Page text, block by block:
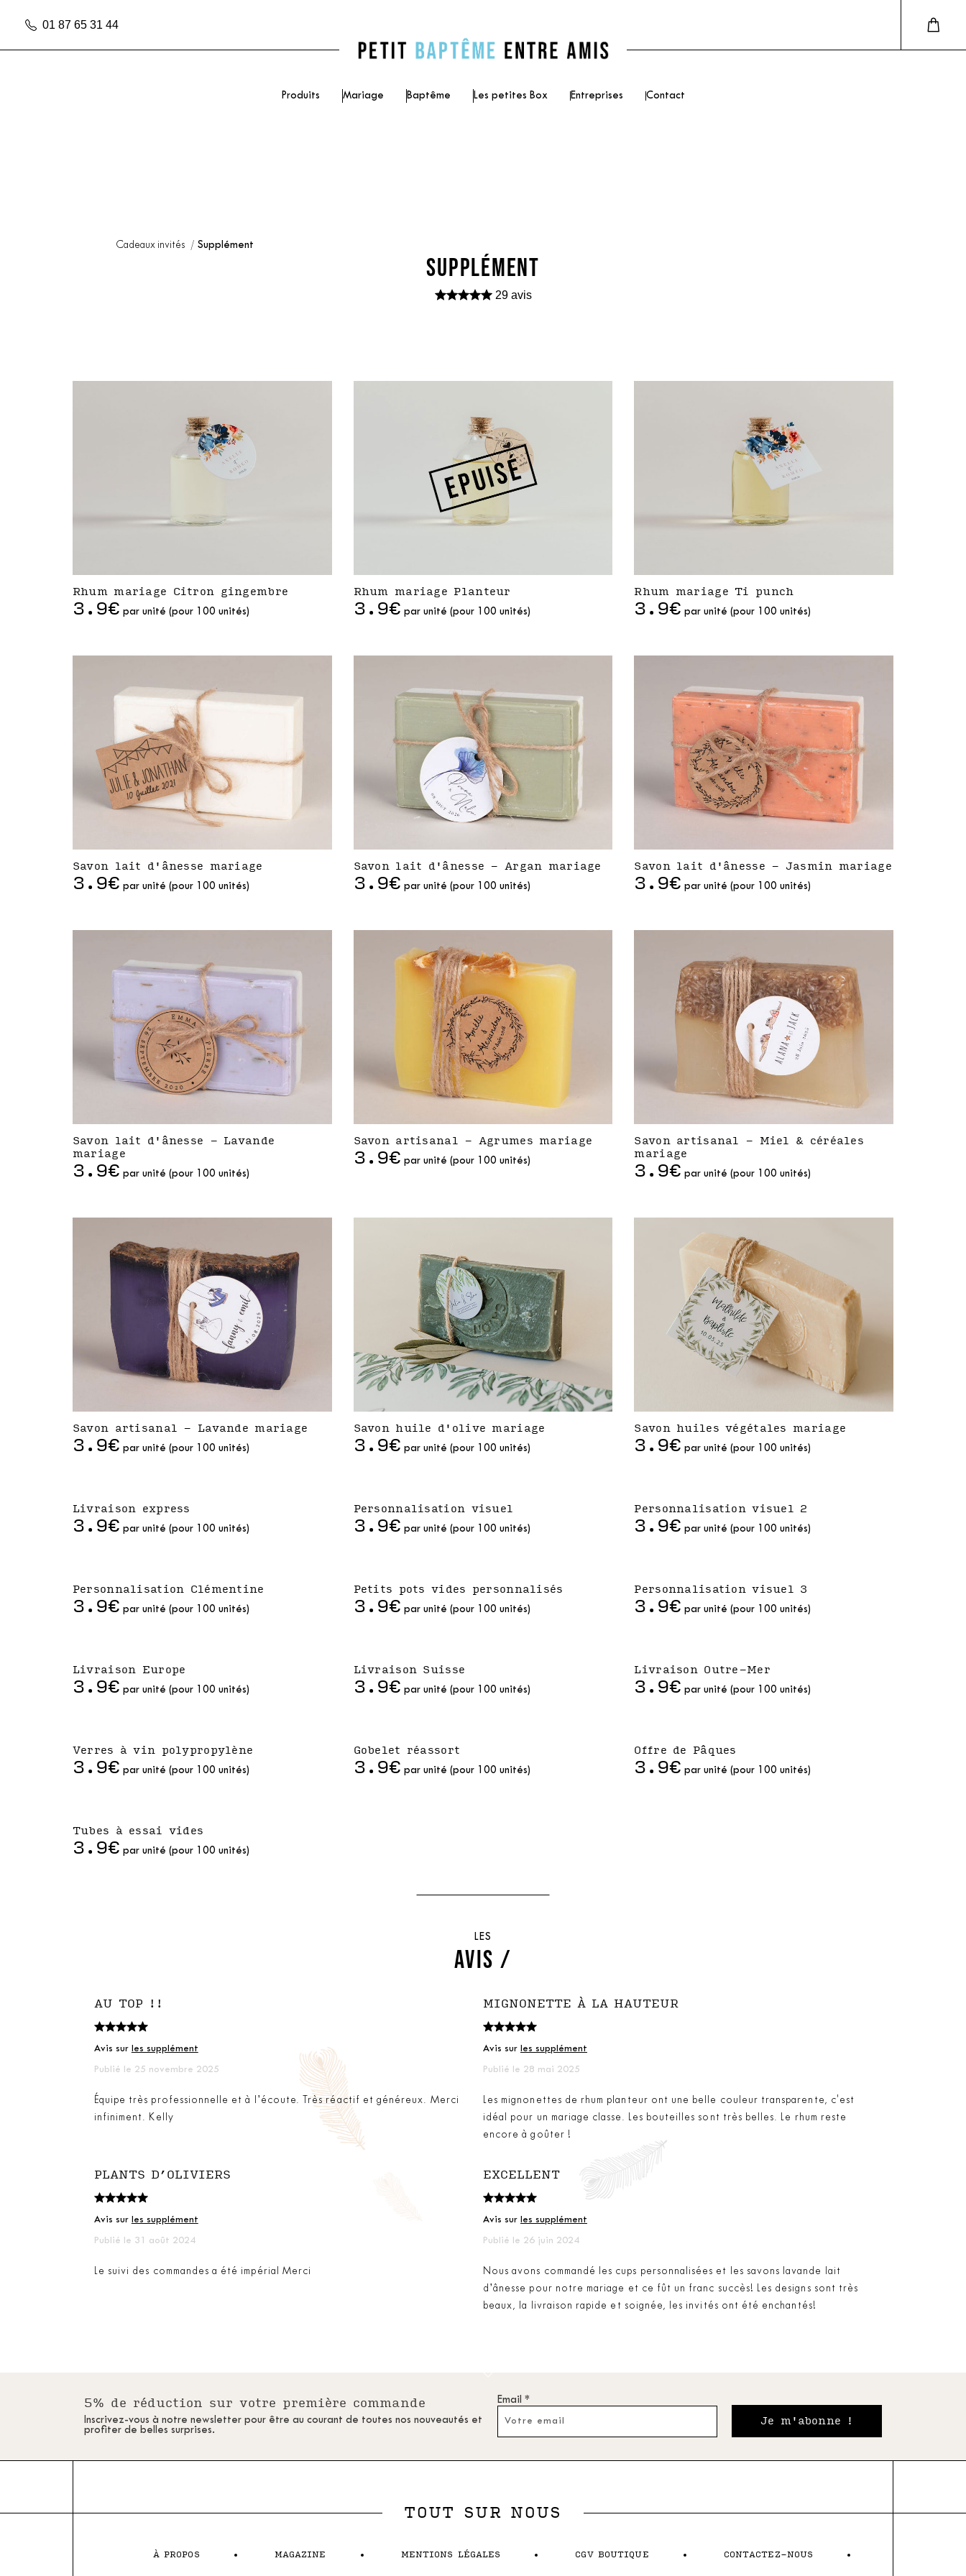
01 87 65 31 44
Produits Mariage Baptême Les petites Box Entreprises Contact
Cadeaux invités Supplément
SUPPLÉMENT
29 avis
Rhum mariage Citron gingembre
3.9€ par unité (pour 100 unités)
Rhum mariage Planteur
3.9€ par unité (pour 100 unités)
Rhum mariage Ti punch
3.9€ par unité (pour 100 unités)
Savon lait d'ânesse mariage
3.9€ par unité (pour 100 unités)
Savon lait d'ânesse - Argan mariage
3.9€ par unité (pour 100 unités)
Savon lait d'ânesse - Jasmin mariage
3.9€ par unité (pour 100 unités)
Savon lait d'ânesse - Lavande
mariage
3.9€ par unité (pour 100 unités)
Savon artisanal - Agrumes mariage
3.9€ par unité (pour 100 unités)
Savon artisanal - Miel & céréales
mariage
3.9€ par unité (pour 100 unités)
Savon artisanal - Lavande mariage
3.9€ par unité (pour 100 unités)
Savon huile d'olive mariage
3.9€ par unité (pour 100 unités)
Savon huiles végétales mariage
3.9€ par unité (pour 100 unités)
Livraison express
3.9€ par unité (pour 100 unités)
Personnalisation visuel
3.9€ par unité (pour 100 unités)
Personnalisation visuel 2
3.9€ par unité (pour 100 unités)
Personnalisation Clémentine
3.9€ par unité (pour 100 unités)
Petits pots vides personnalisés
3.9€ par unité (pour 100 unités)
Personnalisation visuel 3
3.9€ par unité (pour 100 unités)
Livraison Europe
3.9€ par unité (pour 100 unités)
Livraison Suisse
3.9€ par unité (pour 100 unités)
Livraison Outre-Mer
3.9€ par unité (pour 100 unités)
Verres à vin polypropylène
3.9€ par unité (pour 100 unités)
Gobelet réassort
3.9€ par unité (pour 100 unités)
Offre de Pâques
3.9€ par unité (pour 100 unités)
Tubes à essai vides
3.9€ par unité (pour 100 unités)
LES
AVIS /
AU TOP !!
Avis sur les supplément
Publié le 25 novembre 2025
Équipe très professionnelle et à l’écoute. Très réactif et généreux. Merci
infiniment. Kelly
MIGNONETTE À LA HAUTEUR
Avis sur les supplément
Publié le 28 mai 2025
Les mignonettes de rhum planteur ont une belle couleur transparente, c'est
idéal pour un mariage classe. Les bouteilles sont très belles. Le rhum reste
encore à goûter !
PLANTS D’OLIVIERS
Avis sur les supplément
Publié le 31 août 2024
Le suivi des commandes a été impérial Merci
EXCELLENT
Avis sur les supplément
Publié le 26 juin 2024
Nous avons commandé les cups personnalisées et les savons lavande lait
d’ânesse pour notre mariage et ce fût un franc succès! Les designs sont très
beaux, la livraison rapide et soignée, les invités ont été enchantés!
5% de réduction sur votre première commande
Inscrivez-vous à notre newsletter pour être au courant de toutes nos nouveautés et
profiter de belles surprises.
Email *
Je m'abonne !
TOUT SUR NOUS
À PROPOS MAGAZINE MENTIONS LÉGALES CGV BOUTIQUE CONTACTEZ-NOUS